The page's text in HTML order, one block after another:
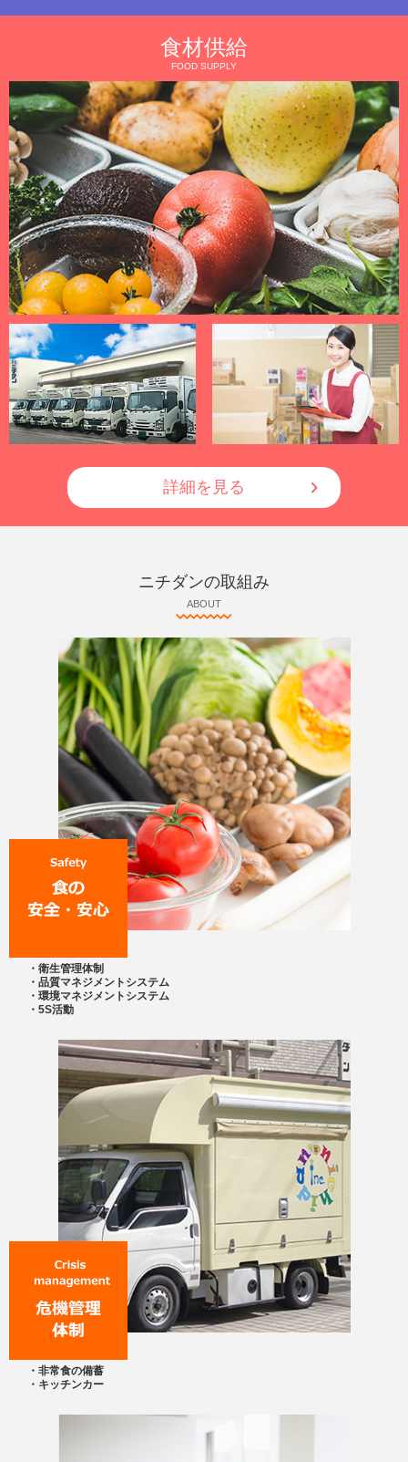
食材供給
FOOD SUPPLY
詳細を見る
ニチダンの取組み
ABOUT
・衛生管理体制
・品質マネジメントシステム
・環境マネジメントシステム
・5S活動
・非常食の備蓄
・キッチンカー